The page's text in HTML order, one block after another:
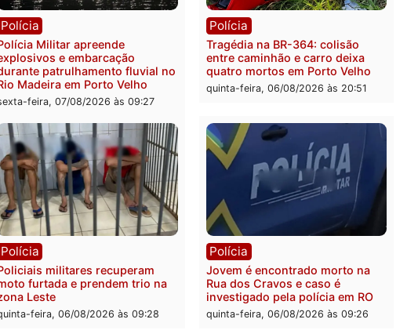
Casal é preso pela PRF com mais
de 72 quilos de mercúrio
escondidos em estepe em Porto
Velho
sexta-feira, 07/08/2026 às 09:38
Polícia Civil deflagra
atacava provedores de
em Rondônia
sexta-feira, 07/08/2026 às
Polícia
Polícia Militar apreende
explosivos e embarcação
durante patrulhamento fluvial no
Rio Madeira em Porto Velho
sexta-feira, 07/08/2026 às 09:27
Polícia
entre caminhão e carro
quatro mortos em Porto
quinta-feira, 06/08/2026 às